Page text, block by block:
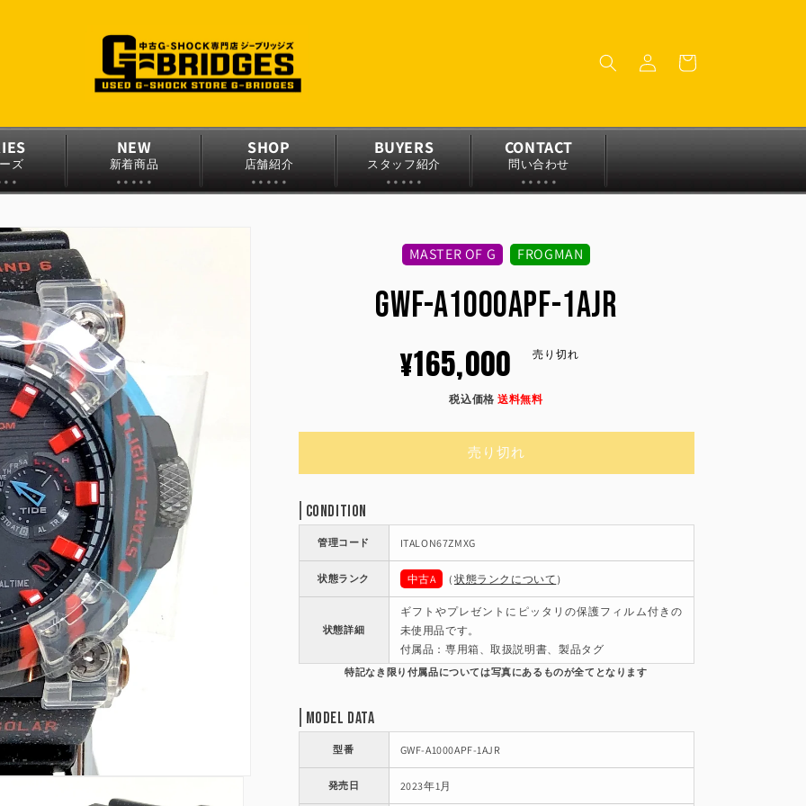
グ
イ
ー
ズ
NEW
新着商品
SHOP
店舗紹介
BUYERS
スタッフ紹介
CONTACT
問い合わせ
MASTER OF G FROGMAN
GWF-A1000APF-1AJR
通
¥165,000 売り切れ
税込価格 送料無料
売り切れ
Condition
管理コード ITALON67ZMXG
状態ランク 中古A （ 状態ランクについて ）
状態詳細
ギフトやプレゼントにピッタリの保護フィルム付きの
未使用品です。
付属品：専用箱、取扱説明書、製品タグ
Model Data
型番 GWF-A1000APF-1AJR
発売日 2023年1月